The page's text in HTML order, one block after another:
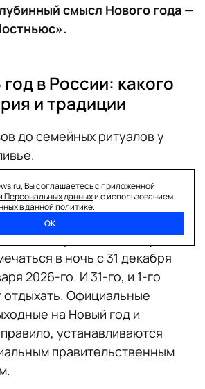
смысл Нового года —
в России: какого
и традиции
до семейных ритуалов у
Новый год в России
2026 год традиционно будет
в ночь с 31 декабря
2026-го. И 31-го, и 1-го
отдыхать. Официальные
на Новый год и
устанавливаются
правительственным
Вы соглашаетесь с приложенной
Персональных данныхи с использованием
в данной политике.
ОК